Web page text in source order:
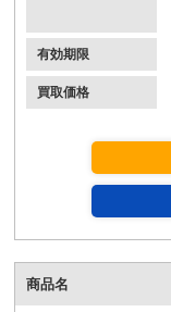
有効期限
買取価格
商品名